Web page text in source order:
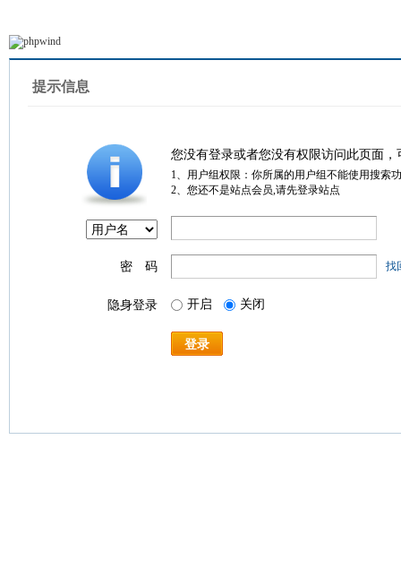
提示信息
您没有登录或者您没有权限访问此页面
1、用户组权限：你所属的用户组不能使用搜索
2、您还不是站点会员,请先登录站点
密 码 找
隐身登录 开启 关闭
登录